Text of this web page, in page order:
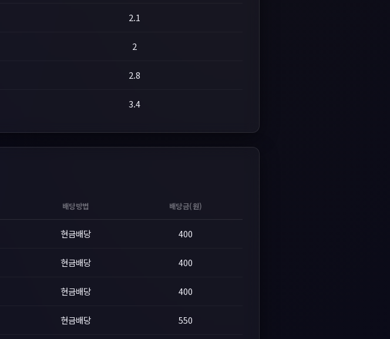
2.1
2
2.8
3.4
배당방법 배당금(원)
현금배당 400
현금배당 400
현금배당 400
현금배당 550